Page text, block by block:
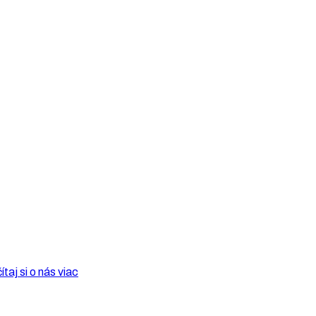
si o nás viac